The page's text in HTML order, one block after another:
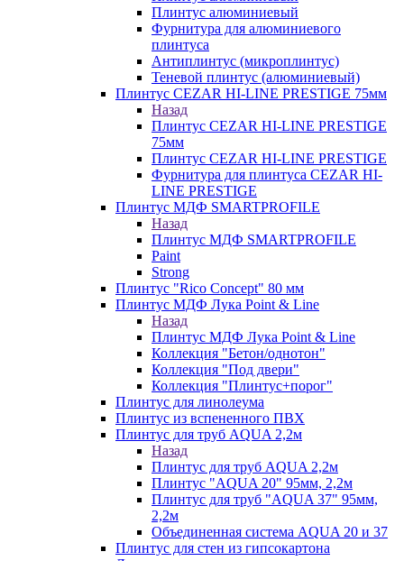
Плинтус алюминиевый
Фурнитура для алюминиевого
плинтуса
Антиплинтус (микроплинтус)
Теневой плинтус (алюминиевый)
Плинтус CEZAR HI-LINE PRESTIGE 75мм
Назад
Плинтус CEZAR HI-LINE PRESTIGE
75мм
Плинтус CEZAR HI-LINE PRESTIGE
Фурнитура для плинтуса CEZAR HI-
LINE PRESTIGE
Плинтус МДФ SMARTPROFILE
Назад
Плинтус МДФ SMARTPROFILE
Paint
Strong
Плинтус "Rico Concept" 80 мм
Плинтус МДФ Лука Point & Line
Назад
Плинтус МДФ Лука Point & Line
Коллекция "Бетон/однотон"
Коллекция "Под двери"
Коллекция "Плинтус+порог"
Плинтус для линолеума
Плинтус из вспененного ПВХ
Плинтус для труб AQUA 2,2м
Назад
Плинтус для труб AQUA 2,2м
Плинтус "AQUA 20" 95мм, 2,2м
Плинтус для труб "AQUA 37" 95мм,
2,2м
Объединенная система AQUA 20 и 37
Плинтус для стен из гипсокартона